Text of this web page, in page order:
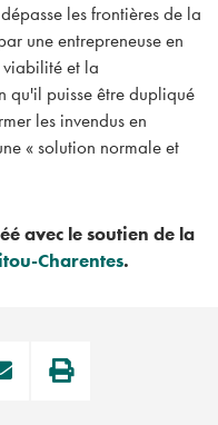
les frontières de la
une entrepreneuse en
viabilité et la
qu'il puisse être dupliqué
les invendus en
« solution normale et
avec le soutien de la
Charentes.